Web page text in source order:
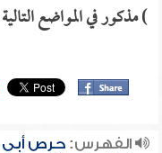
) مذكور في المواضع التالية
الفهرس:حرص أبي